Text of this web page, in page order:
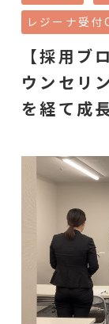
レジーナ受付
【採用ブ
ウンセリ
を経て成